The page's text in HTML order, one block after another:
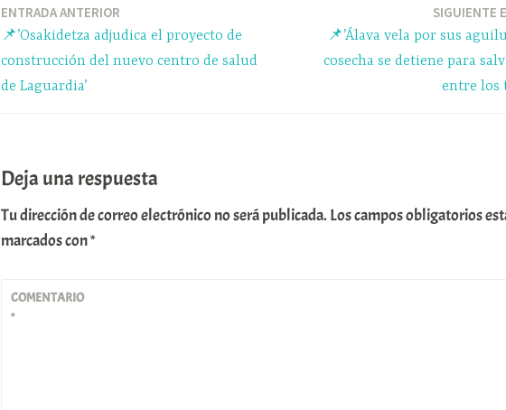
pp m
r
ENTRADA ANTERIOR
📌’Osakidetza adjudica el proyecto de
construcción del nuevo centro de salud
de Laguardia’
SIGUIENTE
📌’Álava vela por sus
cosecha se detiene para
entre los
Deja una respuesta
Tu dirección de correo electrónico no será publicada. Los campos obligatorios
marcados con*
COMENTARIO
*